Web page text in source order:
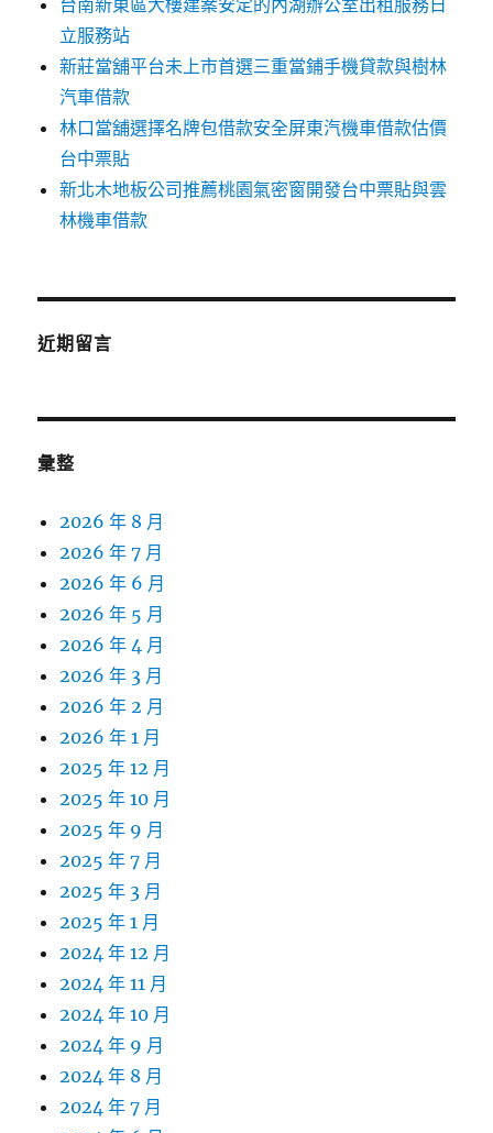
台南新東區大樓建案安定的內湖辦公室出租服務日
立服務站
新莊當舖平台未上市首選三重當鋪手機貸款與樹林
汽車借款
林口當舖選擇名牌包借款安全屏東汽機車借款估價
台中票貼
新北木地板公司推薦桃園氣密窗開發台中票貼與雲
林機車借款
近期留言
彙整
2026 年 8 月
2026 年 7 月
2026 年 6 月
2026 年 5 月
2026 年 4 月
2026 年 3 月
2026 年 2 月
2026 年 1 月
2025 年 12 月
2025 年 10 月
2025 年 9 月
2025 年 7 月
2025 年 3 月
2025 年 1 月
2024 年 12 月
2024 年 11 月
2024 年 10 月
2024 年 9 月
2024 年 8 月
2024 年 7 月